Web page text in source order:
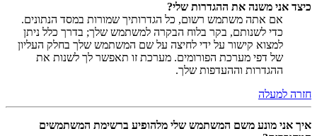
כיצד אני משנה את ההגדרות שלי?
אם אתה משתמש רשום, כל הגדרותיך שמורות במסד הנתונים.
כדי לשנותם, בקר בלוח הבקרה למשתמש שלך; בדרך כלל ניתן
למצוא קישור על ידי לחיצה על שם המשתמש שלך בחלק העליון
של דפי מערכת הפורומים. מערכת זו תאפשר לך לשנות את
ההגדרות וההעדפות שלך.
חזרה למעלה
איך אני מונע משם המשתמש שלי מלהופיע ברשימת המשתמשים